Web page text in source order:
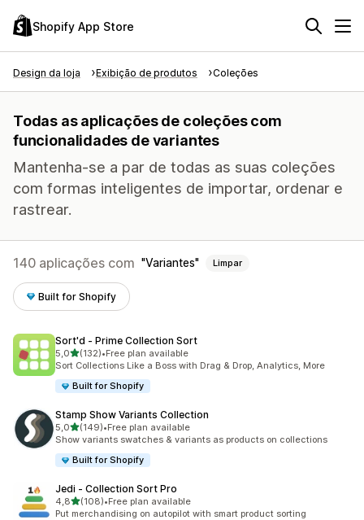
Shopify App Store
Design da loja Exibição de produtos Coleções
Todas as aplicações de coleções com
funcionalidades de variantes
Mantenha-se a par de todas as suas coleções
com formas inteligentes de importar, ordenar e
rastrear.
140 aplicações com Variantes Limpar
Built for Shopify
Sort'd ‑ Prime Collection Sort
5,0de 5 estrelas
(132)
132 total de avaliações
•Free plan available
Sort Collections Like a Boss with Drag & Drop, Analytics, More
Built for Shopify
Stamp Show Variants Collection
5,0de 5 estrelas
(149)
149 total de avaliações
•Free plan available
Show variants swatches & variants as products on collections
Built for Shopify
Jedi ‑ Collection Sort Pro
4,8de 5 estrelas
(108)
108 total de avaliações
•Free plan available
Put merchandising on autopilot with smart product sorting